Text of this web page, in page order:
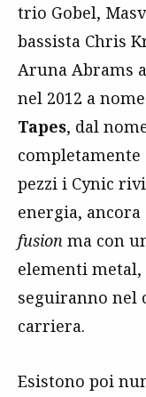
trio Gobel,
bassista Chris
Aruna Abrams
nel 2012 a
Tapes, dal
pezzi i Cynic
energia,
fusion ma con
elementi metal,
seguiranno nel
carriera.
Esistono poi